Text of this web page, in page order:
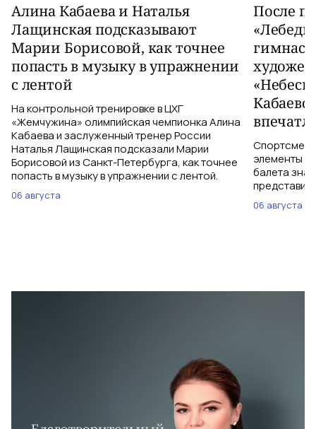
Алина Кабаева и Наталья
Лащинская подсказывают
Марии Борисовой, как точнее
попасть в музыку в упражнении
с лентой
На контрольной тренировке в ЦХГ
«Жемчужина» олимпийская чемпионка Алина
Кабаева и заслуженный тренер России
Наталья Лащинская подсказали Марии
Борисовой из Санкт-Петербурга, как точнее
попасть в музыку в упражнении с лентой.
06 августа
После
элементы
балета
06 августа